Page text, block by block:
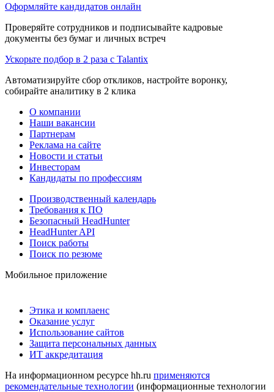
Оформляйте кандидатов онлайн
Проверяйте сотрудников и подписывайте кадровые
документы без бумаг и личных встреч
Ускорьте подбор в 2 раза с Talantix
Автоматизируйте сбор откликов, настройте воронку,
собирайте аналитику в 2 клика
О компании
Наши вакансии
Партнерам
Реклама на сайте
Новости и статьи
Инвесторам
Кандидаты по профессиям
Производственный календарь
Требования к ПО
Безопасный HeadHunter
HeadHunter API
Поиск работы
Поиск по резюме
Мобильное приложение
Этика и комплаенс
Оказание услуг
Использование сайтов
Защита персональных данных
ИТ аккредитация
На информационном ресурсе hh.ru применяются
рекомендательные технологии (информационные технологии